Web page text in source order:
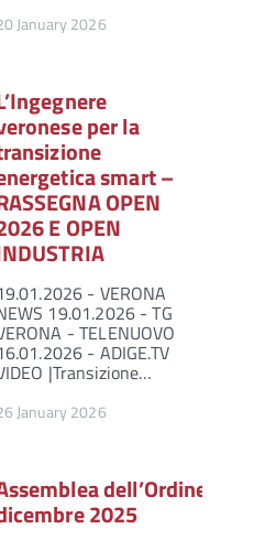
January 2026
per la
smart –
OPEN
E OPEN
- VERONA
19.01.2026 - TG
- TELENUOVO
- ADIGE.TV
|Transizione…
January 2026
dell’Ordine – 17
2025